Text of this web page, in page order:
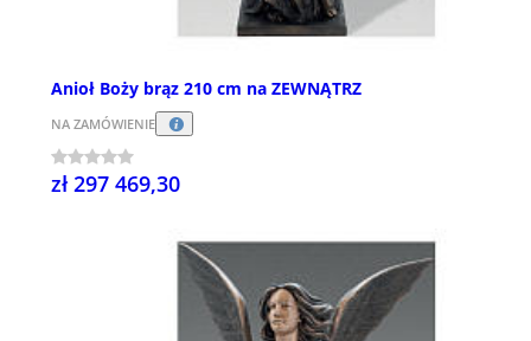
Anioł Boży brąz 210 cm na ZEWNĄTRZ
NA ZAMÓWIENIE
zł 297 469,30